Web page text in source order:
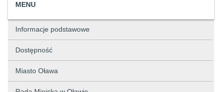
MENU
Informacje podstawowe
Dostępność
Miasto Oława